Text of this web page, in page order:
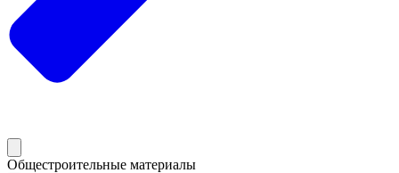
Общестроительные материалы